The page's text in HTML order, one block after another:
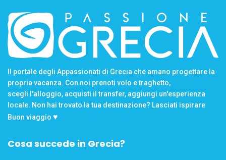
Il portale degli Appassionati di Grecia che amano progettare la
propria vacanza. Con noi prenoti volo e traghetto,
scegli l'alloggio, acquisti il transfer, aggiungi un'esperienza
locale. Non hai trovato la tua destinazione? Lasciati ispirare
Buon viaggio ♥
Cosa succede in Grecia?